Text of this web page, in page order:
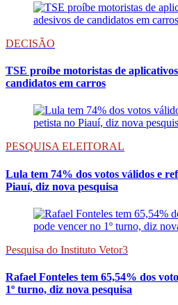
DECISÃO
TSE proíbe motoristas de
candidatos em carros
PESQUISA ELEITORAL
Lula tem 74% dos votos válidos e
Piauí, diz nova pesquisa
Pesquisa do Instituto Vetor3
Rafael Fonteles tem 65,54% dos
1º turno, diz nova pesquisa